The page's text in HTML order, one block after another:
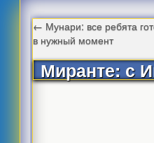
← Мунари: все ребята
в нужный момент
Миранте: с